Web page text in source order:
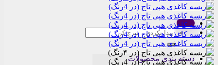
Menu
جستجو
برای:
دسته بندی محصولات